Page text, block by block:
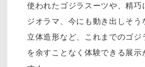
使われたゴジラスーツや、精巧
ジオラマ、今にも動き出しそう
立体造形など、これまでのゴジ
を余すことなく体験できる展示